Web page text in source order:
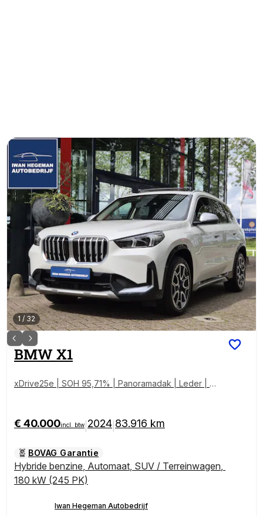
1 / 32
BMWX1
xDrive25e | SOH 95,71% | Panoramadak | Leder | Na
€ 40.000incl. btw 2024 83.916 km
BOVAG Garantie
Hybride benzine, Automaat, SUV / Terreinwagen,
180 kW (245 PK)
Iwan Hegeman Autobedrijf